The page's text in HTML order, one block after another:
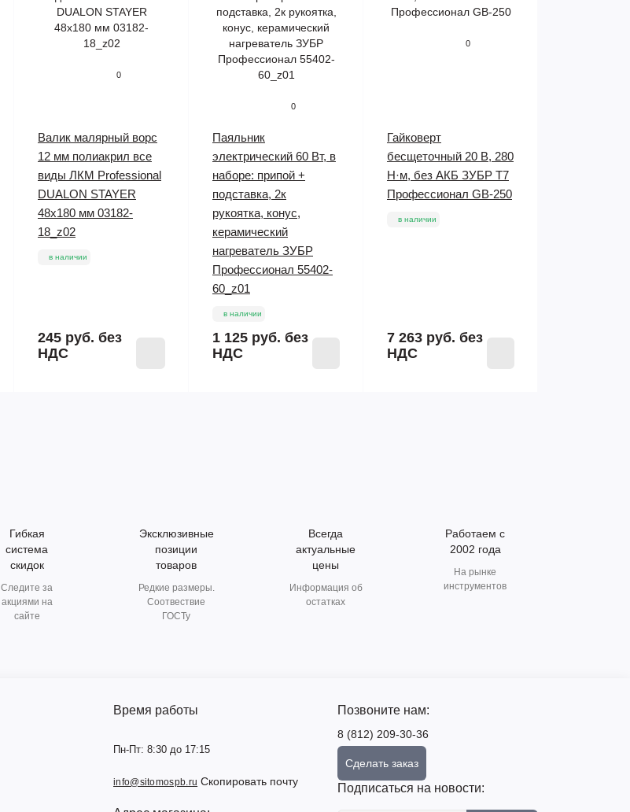
0
Валик малярный ворс
12 мм полиакрил все
виды ЛКМ Professional
DUALON STAYER
48х180 мм 03182-
18_z02
в наличии
245 руб. без
НДС
0
Паяльник
электрический 60 Вт, в
наборе: припой +
подставка, 2к
рукоятка, конус,
керамический
нагреватель ЗУБР
Профессионал 55402-
60_z01
в наличии
1 125 руб. без
НДС
0
Гайковерт
бесщеточный 20 В, 280
Н·м, без АКБ ЗУБР Т7
Профессионал GB-250
в наличии
7 263 руб. без
НДС
Гибкая
система
скидок
Следите за
акциями на
сайте
Эксклюзивные
позиции
товаров
Редкие размеры.
Соотвествие
ГОСТу
Всегда
актуальные
цены
Информация об
остатках
Работаем с
2002 года
На рынке
инструментов
Время работы
Пн-Пт: 8:30 до 17:15
info@sitomospb.ru Скопировать почту
Позвоните нам:
8 (812) 209-30-36
Сделать заказ
Подписаться на новости: